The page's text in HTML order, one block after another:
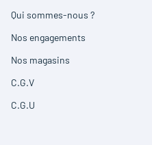
Qui sommes-nous ?
(ouvre
dans
nouvelle
Nos engagements
(ouvre
dans
nouvelle
Nos magasins
(ouvre
dans
nouvelle
C.G.V
(ouvre
dans
C.G.U
(ouvre